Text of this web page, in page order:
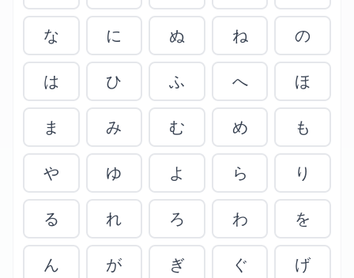
な に ぬ ね の
は ひ ふ へ ほ
ま み む め も
や ゆ よ ら り
る れ ろ わ を
ん が ぎ ぐ げ